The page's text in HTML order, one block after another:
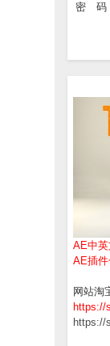
密 码
AE中
AE插
网站淘
https://
https://